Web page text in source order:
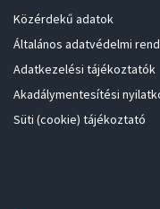
Közérdekű adatok
Általános adatvédelmi
Adatkezelési tájékoztatók
Akadálymentesítési
Süti (cookie) tájékoztató